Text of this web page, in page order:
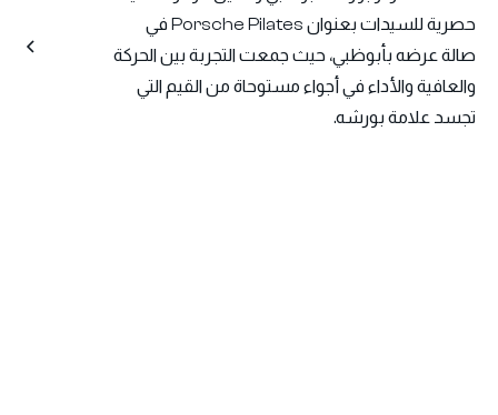
حصرية للسيدات بعنوان Porsche Pilates في
صالة عرضه بأبوظبي، حيث جمعت التجربة بين الحركة
والعافية والأداء في أجواء مستوحاة من القيم التي
تجسد علامة بورشه.